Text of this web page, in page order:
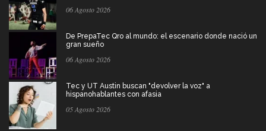
06 Agosto 2026
De PrepaTec Qro al mundo: el escenario donde nació un
gran sueño
06 Agosto 2026
Tec y UT Austin buscan "devolver la voz" a
hispanohablantes con afasia
05 Agosto 2026